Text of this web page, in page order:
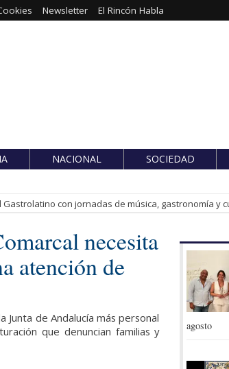
Newsletter El Rincón Habla
NACIONAL SOCIEDAD
con jornadas de música, gastronomía y
necesita
atención de
Junta de Andalucía más personal
que denuncian familias y
agosto